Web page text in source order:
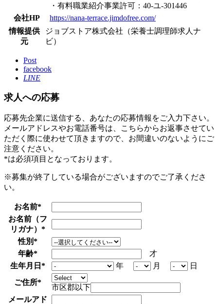
・有料職業紹介事業許可：40-ユ-301446
会社HP
https://nana-terrace.jimdofree.com/
情報提供
元
ジョブストア株式会社（栄養士調理師求人ナ
ビ）
Post
facebook
LINE
求人への応募
応募先企業に送信する、あなたの応募情報をご入力下さい。
メールアドレスやお電話番号は、こちらからお返事させてい
ただく際に使わせて頂きますので、お間違いのないようにご
注意ください。
*は必須項目となっております。
※募集が終了している場合がございますのでご了承くださ
い。
お名前*
お名前（フ
リガナ） *
性別*
年齢*
才
生年月日 * 年 月
日
ご住所*
市区郡以下
メールアド